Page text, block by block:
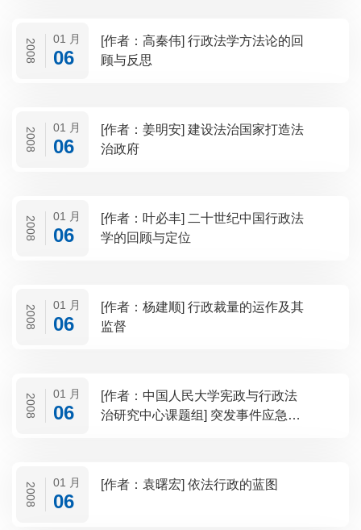
2008 01 月
06
[作者：高秦伟] 行政法学方法论的回
顾与反思
2008 01 月
06
[作者：姜明安] 建设法治国家打造法
治政府
2008 01 月
06
[作者：叶必丰] 二十世纪中国行政法
学的回顾与定位
2008 01 月
06
[作者：杨建顺] 行政裁量的运作及其
监督
2008 01 月
06
[作者：中国人民大学宪政与行政法
治研究中心课题组] 突发事件应急法
2008 01 月
06
[作者：袁曙宏] 依法行政的蓝图